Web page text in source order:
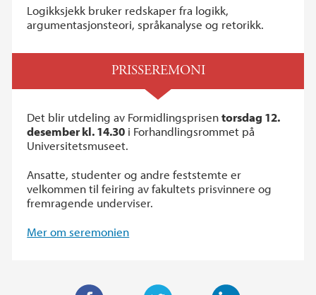
Logikksjekk bruker redskaper fra logikk,
argumentasjonsteori, språkanalyse og retorikk.
PRISSEREMONI
Det blir utdeling av Formidlingsprisentorsdag 12.
desember kl. 14.30 i Forhandlingsrommet på
Universitetsmuseet.
Ansatte, studenter og andre feststemte er
velkommen til feiring av fakultets prisvinnere og
fremragende underviser.
Mer om seremonien